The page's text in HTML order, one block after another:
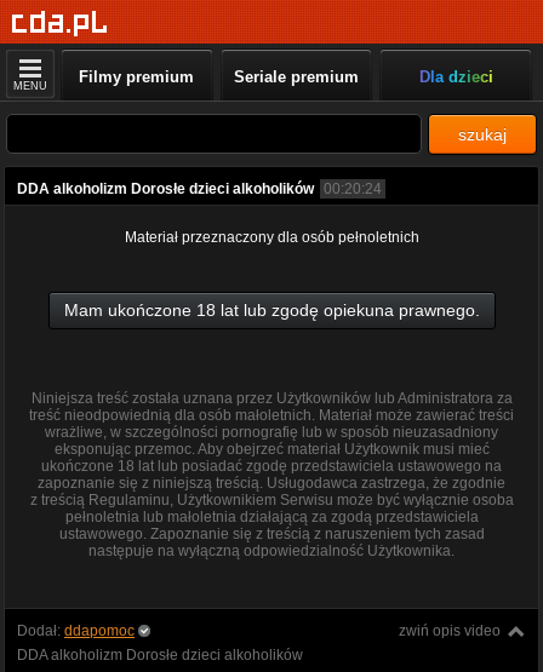
MENU Filmy premium Seriale premium Dla dzieci
szukaj
DDA alkoholizm Dorosłe dzieci alkoholików 00:20:24
Materiał przeznaczony dla osób pełnoletnich
Mam ukończone 18 lat lub zgodę opiekuna prawnego.
Niniejsza treść została uznana przez Użytkowników lub Administratora za
treść nieodpowiednią dla osób małoletnich. Materiał może zawierać treści
wrażliwe, w szczególności pornografię lub w sposób nieuzasadniony
eksponując przemoc. Aby obejrzeć materiał Użytkownik musi mieć
ukończone 18 lat lub posiadać zgodę przedstawiciela ustawowego na
zapoznanie się z niniejszą treścią. Usługodawca zastrzega, że zgodnie
z treścią Regulaminu, Użytkownikiem Serwisu może być wyłącznie osoba
pełnoletnia lub małoletnia działającą za zgodą przedstawiciela
ustawowego. Zapoznanie się z treścią z naruszeniem tych zasad
następuje na wyłączną odpowiedzialność Użytkownika.
zwiń opis video
Dodał: ddapomoc
DDA alkoholizm Dorosłe dzieci alkoholików